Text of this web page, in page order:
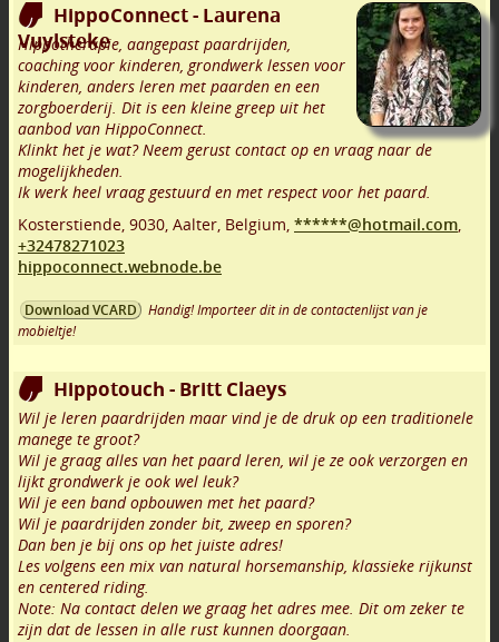
HippoConnect - Laurena
Vuylsteke
Hippotherapie, aangepast paardrijden,
coaching voor kinderen, grondwerk lessen voor
kinderen, anders leren met paarden en een
zorgboerderij. Dit is een kleine greep uit het
aanbod van HippoConnect.
Klinkt het je wat? Neem gerust contact op en vraag naar de
mogelijkheden.
Ik werk heel vraag gestuurd en met respect voor het paard.
Kosterstiende, 9030, Aalter, Belgium, ******@hotmail.com,
+32478271023
hippoconnect.webnode.be
Download VCARD
Handig! Importeer dit in de contactenlijst van je
mobieltje!
Hippotouch - Britt Claeys
Wil je leren paardrijden maar vind je de druk op een traditionele
manege te groot?
Wil je graag alles van het paard leren, wil je ze ook verzorgen en
lijkt grondwerk je ook wel leuk?
Wil je een band opbouwen met het paard?
Wil je paardrijden zonder bit, zweep en sporen?
Dan ben je bij ons op het juiste adres!
Les volgens een mix van natural horsemanship, klassieke rijkunst
en centered riding.
Note: Na contact delen we graag het adres mee. Dit om zeker te
zijn dat de lessen in alle rust kunnen doorgaan.